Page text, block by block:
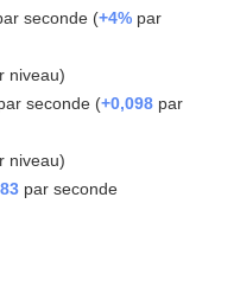
seconde (+4%par
niveau)
seconde (+0,098par
niveau)
par seconde